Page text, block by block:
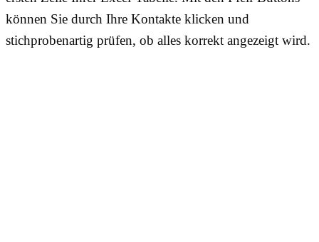
können Sie durch Ihre Kontakte klicken und
stichprobenartig prüfen, ob alles korrekt angezeigt wird.